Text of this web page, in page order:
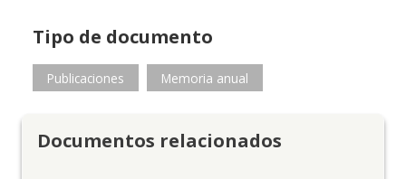
Tipo de documento
Publicaciones Memoria anual
Documentos relacionados